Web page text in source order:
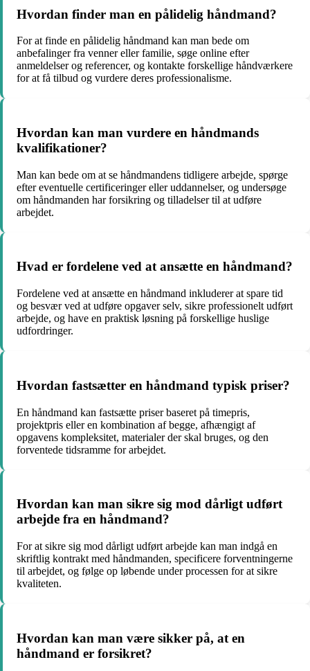
Hvordan finder man en pålidelig håndmand?
For at finde en pålidelig håndmand kan man bede om
anbefalinger fra venner eller familie, søge online efter
anmeldelser og referencer, og kontakte forskellige håndværkere
for at få tilbud og vurdere deres professionalisme.
Hvordan kan man vurdere en håndmands
kvalifikationer?
Man kan bede om at se håndmandens tidligere arbejde, spørge
efter eventuelle certificeringer eller uddannelser, og undersøge
om håndmanden har forsikring og tilladelser til at udføre
arbejdet.
Hvad er fordelene ved at ansætte en håndmand?
Fordelene ved at ansætte en håndmand inkluderer at spare tid
og besvær ved at udføre opgaver selv, sikre professionelt udført
arbejde, og have en praktisk løsning på forskellige huslige
udfordringer.
Hvordan fastsætter en håndmand typisk priser?
En håndmand kan fastsætte priser baseret på timepris,
projektpris eller en kombination af begge, afhængigt af
opgavens kompleksitet, materialer der skal bruges, og den
forventede tidsramme for arbejdet.
Hvordan kan man sikre sig mod dårligt udført
arbejde fra en håndmand?
For at sikre sig mod dårligt udført arbejde kan man indgå en
skriftlig kontrakt med håndmanden, specificere forventningerne
til arbejdet, og følge op løbende under processen for at sikre
kvaliteten.
Hvordan kan man være sikker på, at en
håndmand er forsikret?